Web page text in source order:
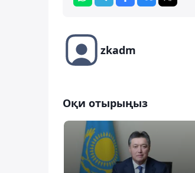
zkadm
Оқи отырыңыз